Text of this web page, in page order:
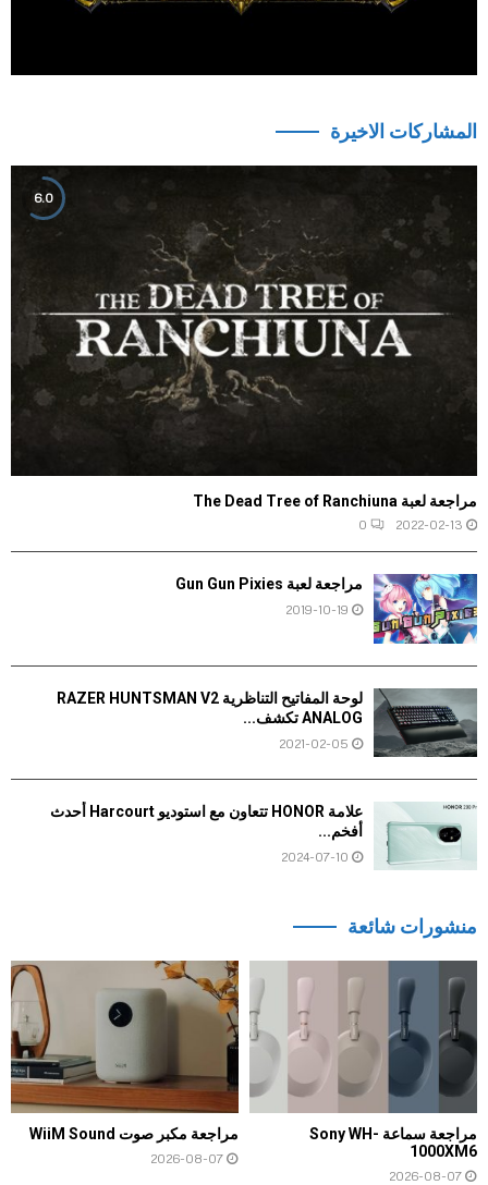
المشاركات الاخيرة
مراجعة لعبة The Dead Tree of Ranchiuna
2022-02-13
0
6.0
مراجعة لعبة Gun Gun Pixies
2019-10-19
لوحة المفاتيح التناظرية RAZER HUNTSMAN V2
ANALOG تكشف...
2021-02-05
علامة HONOR تتعاون مع استوديو Harcourt أحدث
أفخم...
2024-07-10
منشورات شائعة
مراجعة سماعة Sony WH-
1000XM6
2026-08-07
مراجعة مكبر صوت WiiM Sound
2026-08-07